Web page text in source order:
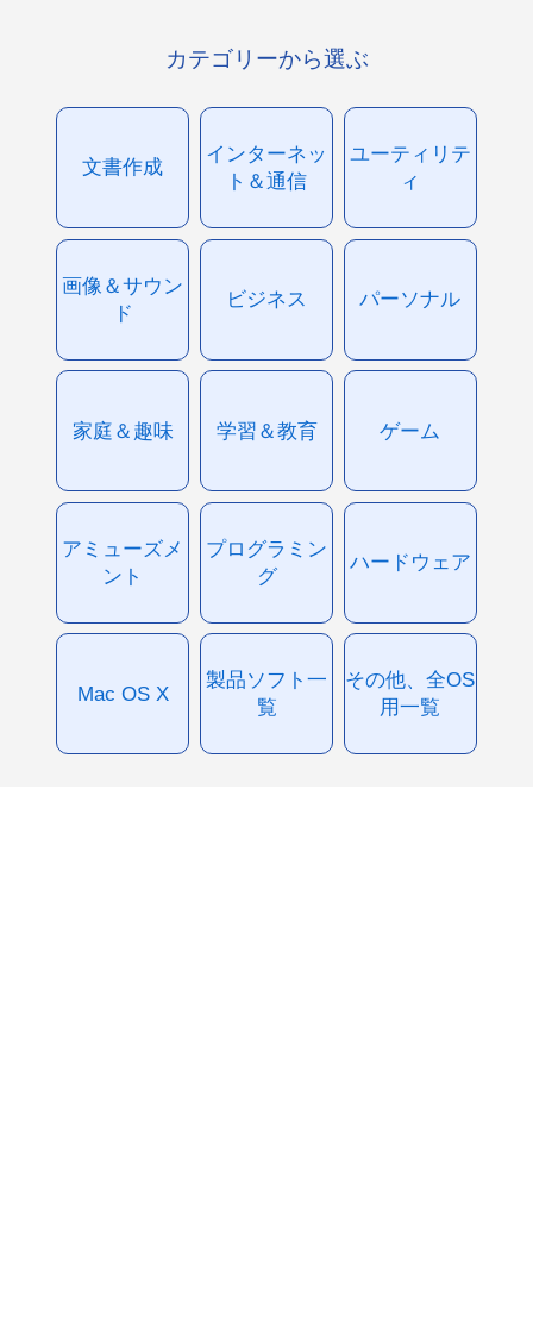
カテゴリーから選ぶ
文書作成
インターネッ
ト＆通信
ユーティリテ
ィ
画像＆サウン
ド
ビジネス パーソナル
家庭＆趣味 学習＆教育 ゲーム
アミューズメ
ント
プログラミン
グ
ハードウェア
Mac OS X
製品ソフト一
覧
その他、全OS
用一覧